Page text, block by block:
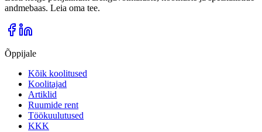
andmebaas. Leia oma tee.
Õppijale
Kõik koolitused
Koolitajad
Artiklid
Ruumide rent
Töökuulutused
KKK